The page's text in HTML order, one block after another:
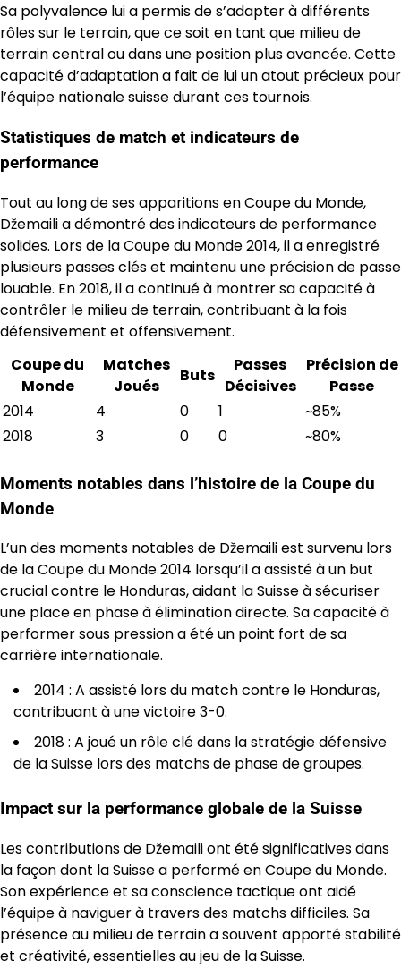
Sa polyvalence lui a permis de s’adapter à différents
rôles sur le terrain, que ce soit en tant que milieu de
terrain central ou dans une position plus avancée. Cette
capacité d’adaptation a fait de lui un atout précieux pour
l’équipe nationale suisse durant ces tournois.
Statistiques de match et indicateurs de
performance
Tout au long de ses apparitions en Coupe du Monde,
Džemaili a démontré des indicateurs de performance
solides. Lors de la Coupe du Monde 2014, il a enregistré
plusieurs passes clés et maintenu une précision de passe
louable. En 2018, il a continué à montrer sa capacité à
contrôler le milieu de terrain, contribuant à la fois
défensivement et offensivement.
Coupe du
Monde
Matches
Joués
Buts
Passes
Décisives
Précision de
Passe
2014
4 0 1
~85%
2018
3 0 0 ~80%
Moments notables dans l’histoire de la Coupe du
Monde
L’un des moments notables de Džemaili est survenu lors
de la Coupe du Monde 2014 lorsqu’il a assisté à un but
crucial contre le Honduras, aidant la Suisse à sécuriser
une place en phase à élimination directe. Sa capacité à
performer sous pression a été un point fort de sa
carrière internationale.
2014 : A assisté lors du match contre le Honduras,
contribuant à une victoire 3-0.
2018 : A joué un rôle clé dans la stratégie défensive
de la Suisse lors des matchs de phase de groupes.
Impact sur la performance globale de la Suisse
Les contributions de Džemaili ont été significatives dans
la façon dont la Suisse a performé en Coupe du Monde.
Son expérience et sa conscience tactique ont aidé
l’équipe à naviguer à travers des matchs difficiles. Sa
présence au milieu de terrain a souvent apporté stabilité
et créativité, essentielles au jeu de la Suisse.